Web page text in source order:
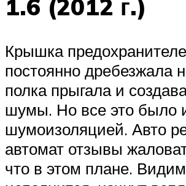
1.6 (2012 г.)
Крышка
постоянно дребезжала
полка прыгала и
шумы. Но все это было
шумоизоляцией. Авто
автомат отзывы
что в этом плане.